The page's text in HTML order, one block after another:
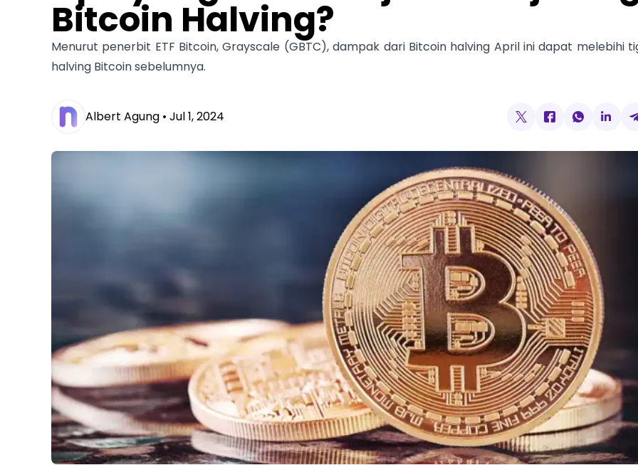
Bitcoin Halving?
Menurut penerbit ETF Bitcoin, Grayscale (GBTC), dampak dari Bitcoin halving April ini dapat melebihi
halving Bitcoin sebelumnya.
Albert Agung • Jul 1, 2024